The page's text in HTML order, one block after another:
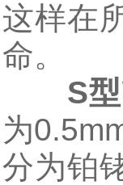
这样在
命。
S
为
分为铂